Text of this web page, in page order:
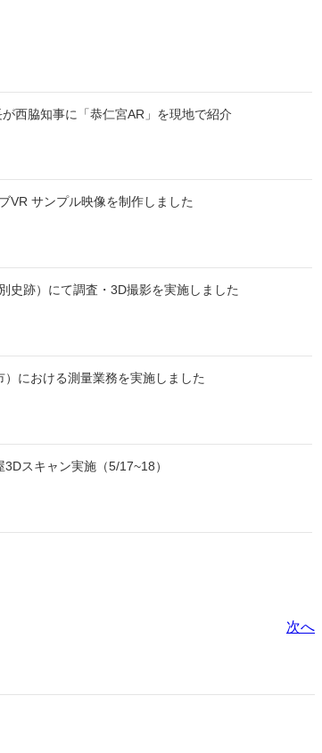
西脇知事に「恭仁宮AR」を現地で紹介
VR サンプル映像を制作しました
史跡）にて調査・3D撮影を実施しました
における測量業務を実施しました
スキャン実施（5/17~18）
次へ